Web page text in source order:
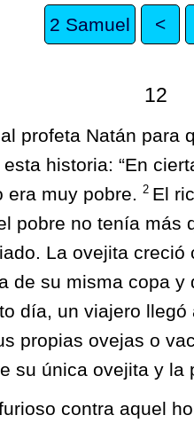
2 Samuel <
12
profeta Natán para
historia: “En
era muy pobre. 2 El
pobre no tenía más
La ovejita
de su misma copa
día, un viajero
propias ovejas o
su única ovejita y la
contra aquel